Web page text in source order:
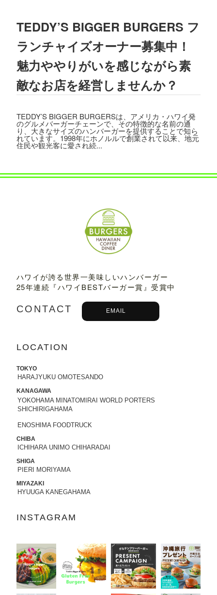
2023.08.02
Y'S BIGGER BURGERS表参道店の「ギ
た。
2023.07.15
文藝春秋「CREA 2023年夏号」にて、TE
スターバーガー宅配セット 」が紹介され
ました。
2023.07.07
参道店が紹介されました。
「VS魂」にて、
GER BURGERS表参道店の「ギガモンス
ターバーガー」が紹介されました。
DY'S BIGGER BURGERS表参道店が紹介
されました。
2022.09.21
主婦と生活社「
JUNON 2022年11月号
されました。
日之出出版「Fine 2022年10月号
テディーズビガーバーガー原宿表参道店
が紹介されました。
9/7から9/12まで、大丸札幌店＜アロ！ハ
URGERSが期間限定でOPENします。
2022.07.21
8/3から8/8まで、京都タカシマヤに、TED
DY'S BIGGER BURGERSが期間限定でO
2022.06.28
Y'S BIGGER BURGERSが期間限定でOP
ENします。
2022.06.09
6/10（金）より、
ユニクロ原宿店アニ
TEDDY’S BIGGER BURGERS フ
ランチャイズオーナー募集中！
魅力ややりがいを感じながら素
敵なお店を経営しませんか？
TEDDY’S BIGGER BURGERSは、アメリカ・ハワイ発
のグルメバーガーチェーンで、その特徴的な名前の通
り、大きなサイズのハンバーガーを提供することで知ら
れています。1998年にホノルルで創業されて以来、地元
住民や観光客に愛され続...
ハワイが誇る世界一美味しいハンバーガー
25年連続『ハワイBESTバーガー賞』受賞中
CONTACT EMAIL
LOCATION
TOKYO
HARAJYUKU OMOTESANDO
KANAGAWA
YOKOHAMA MINATOMIRAI WORLD PORTERS
SHICHIRIGAHAMA
ENOSHIMA FOODTRUCK
CHIBA
ICHIHARA UNIMO CHIHARADAI
SHIGA
PIERI MORIYAMA
MIYAZAKI
HYUUGA KANEGAHAMA
INSTAGRAM